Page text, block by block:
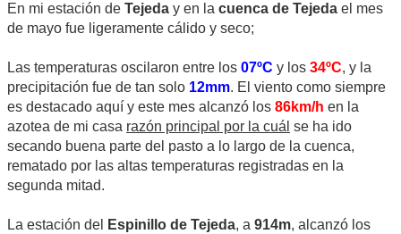
En mi estación de Tejeda y en la cuenca de Tejeda el mes
de mayo fue ligeramente cálido y seco;
Las temperaturas oscilaron entre los 07ºC y los 34ºC, y la
precipitación fue de tan solo 12mm. El viento como siempre
es destacado aquí y este mes alcanzó los 86km/h en la
azotea de mi casa razón principal por la cuál se ha ido
secando buena parte del pasto a lo largo de la cuenca,
rematado por las altas temperaturas registradas en la
segunda mitad.
La estación del Espinillo de Tejeda, a 914m, alcanzó los